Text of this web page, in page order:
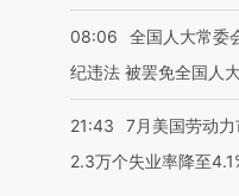
08:06
全国人大常委
纪违法 被罢免全国人
21:43
7月美国劳动
2.3万个失业率降至